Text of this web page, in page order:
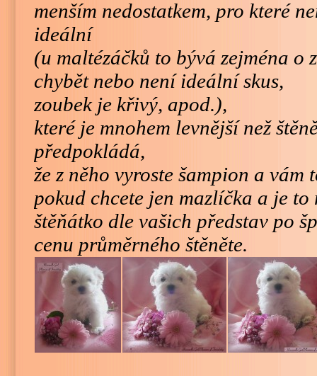
menším nedostatkem, pro které
ideální
(u maltézáčků to bývá zejména o
chybět nebo není ideální skus,
zoubek je křivý, apod.),
které je mnohem levnější než
předpokládá,
že z něho vyroste šampion a vám
pokud chcete jen mazlíčka a je
štěňátko dle vašich představ po
cenu průměrného štěněte.